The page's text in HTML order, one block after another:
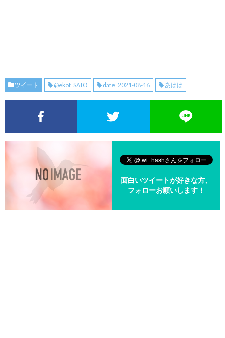
ツイート @ekot_SATO date_2021-08-16 あはは
Facebookでシェア Twitterでシェア
面白いツイートが好きな方、
フォローお願いします！